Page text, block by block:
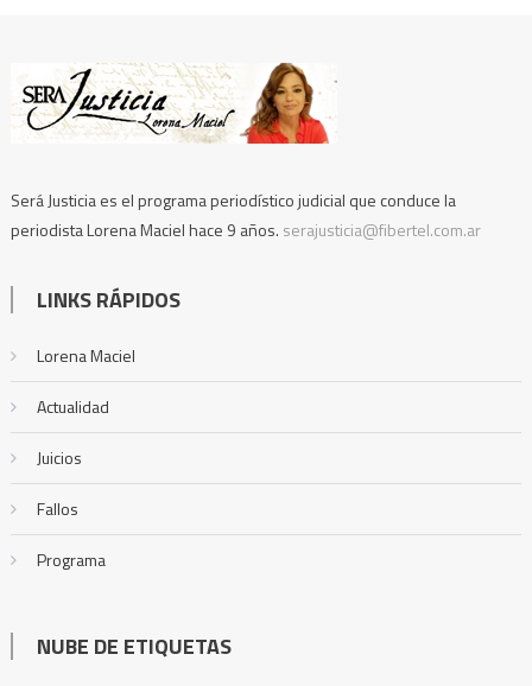
Será Justicia es el programa periodístico judicial que conduce la
periodista Lorena Maciel hace 9 años. serajusticia@fibertel.com.ar
LINKS RÁPIDOS
Lorena Maciel
Actualidad
Juicios
Fallos
Programa
NUBE DE ETIQUETAS